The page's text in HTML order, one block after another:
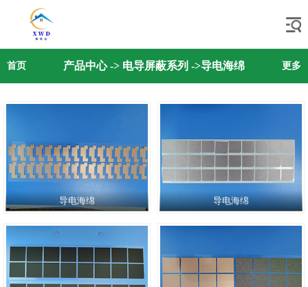
首页 产品中心-> 电导屏蔽系列 ->导电海绵 更多
导电海绵 导电海绵